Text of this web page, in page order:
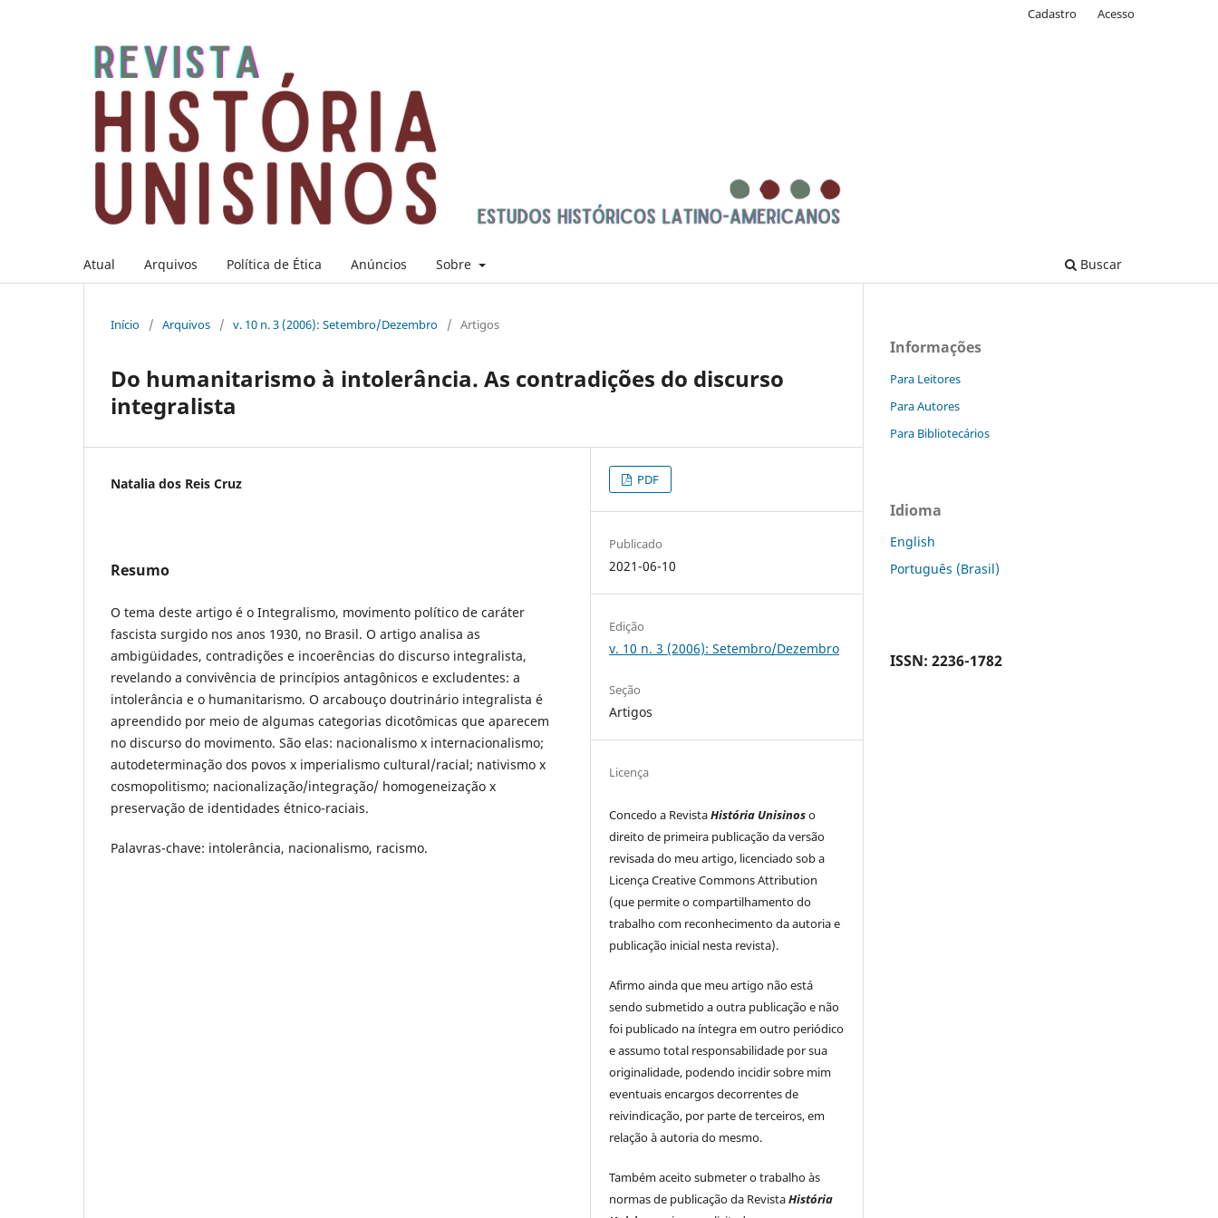
Atual Arquivos Política de Ética Anúncios Sobre Buscar
Cadastro Acesso
Início / Arquivos / v. 10 n. 3 (2006): Setembro/Dezembro / Artigos
Do humanitarismo à intolerância. As contradições do discurso
integralista
Natalia dos Reis Cruz
Resumo
O tema deste artigo é o Integralismo, movimento político de caráter
fascista surgido nos anos 1930, no Brasil. O artigo analisa as
ambigüidades, contradições e incoerências do discurso integralista,
revelando a convivência de princípios antagônicos e excludentes: a
intolerância e o humanitarismo. O arcabouço doutrinário integralista é
apreendido por meio de algumas categorias dicotômicas que aparecem
no discurso do movimento. São elas: nacionalismo x internacionalismo;
autodeterminação dos povos x imperialismo cultural/racial; nativismo x
cosmopolitismo; nacionalização/integração/ homogeneização x
preservação de identidades étnico-raciais.
Palavras-chave: intolerância, nacionalismo, racismo.
PDF
Publicado
2021-06-10
Edição
v. 10 n. 3 (2006): Setembro/Dezembro
Seção
Artigos
Licença
Concedo a RevistaHistória Unisinoso
direito de primeira publicação da versão
revisada do meu artigo, licenciado sob a
Licença Creative Commons Attribution
(que permite o compartilhamento do
trabalho com reconhecimento da autoria e
publicação inicial nesta revista).
Afirmo ainda que meu artigo não está
sendo submetido a outra publicação e não
foi publicado na íntegra em outro periódico
e assumo total responsabilidade por sua
originalidade, podendo incidir sobre mim
eventuais encargos decorrentes de
reivindicação, por parte de terceiros, em
relação à autoria do mesmo.
Também aceito submeter o trabalho às
normas de publicação da RevistaHistória
Informações
Para Leitores
Para Autores
Para Bibliotecários
Idioma
English
Português (Brasil)
ISSN: 2236-1782